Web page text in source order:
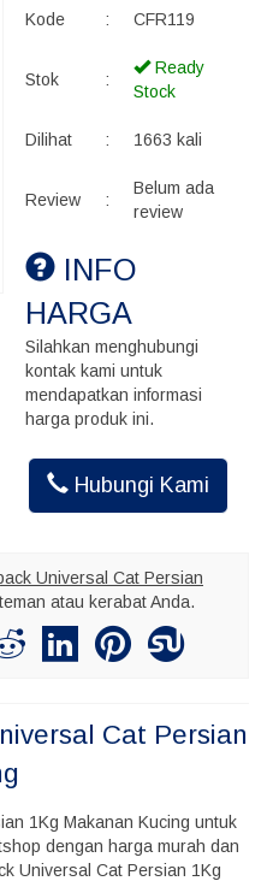
Kode : CFR119
Stok :
Ready
Stock
Dilihat : 1663 kali
Review :
Belum ada
review
INFO
HARGA
Silahkan menghubungi
kontak kami untuk
mendapatkan informasi
harga produk ini.
Hubungi Kami
Universal Cat Persian
atau kerabat Anda.
Cat Persian
1Kg Makanan Kucing untuk
dengan harga murah dan
Universal Cat Persian 1Kg